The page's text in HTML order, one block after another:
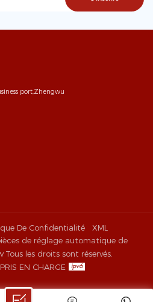
port,Zhengwu
De Confidentialité
XML
de réglage automatique de
les droits sont réservés.
EN CHARGE